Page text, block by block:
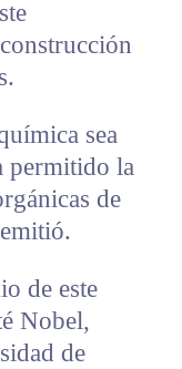
sea
permitido la
de
de este
Nobel,
de